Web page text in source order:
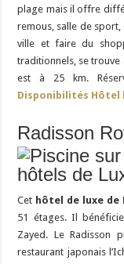
plage mais il offre
remous, salle de sport,
ville et faire du
traditionnels, se trouve
est à 25 km.
Disponibilités Hôtel
Radisson
Cet hôtel de luxe de
51 étages. Il
Zayed. Le Radisson
restaurant japonais